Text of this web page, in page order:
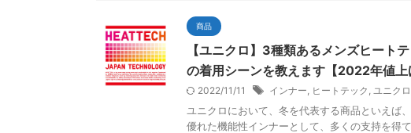
商品
【ユニクロ】3種類あるメンズヒート
の着用シーンを教えます【2022年値上
2022/11/11 インナー ヒートテック ユニクロ
ユニクロにおいて、冬を代表する商品といえば
優れた機能性インナーとして、多くの支持を得